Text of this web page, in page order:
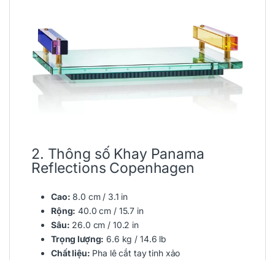
2. Thông số Khay Panama
Reflections Copenhagen
Cao: 8.0 cm / 3.1 in
Rộng: 40.0 cm / 15.7 in
Sâu: 26.0 cm / 10.2 in
Trọng lượng: 6.6 kg / 14.6 lb
Chất liệu: Pha lê cắt tay tinh xảo